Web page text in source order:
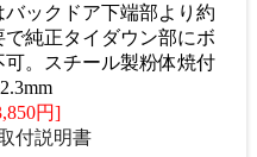
ックドア下端部より約
で純正タイダウン部にボ
。スチール製粉体焼付
円]
付説明書